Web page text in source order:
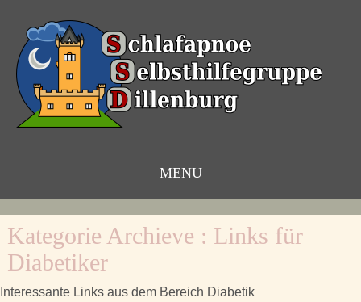
MENU
Inhalt
Kategorie Archieve : Links für
Diabetiker
Interessante Links aus dem Bereich Diabetik